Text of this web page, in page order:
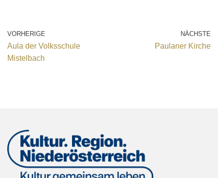
VORHERIGE
Aula der Volksschule
Mistelbach
NÄCHSTE
Paulaner Kirche